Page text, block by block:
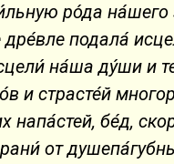
ро́да
подала́
на́ша ду́ши и
и страсте́й
напа́стей, бе́д,
от